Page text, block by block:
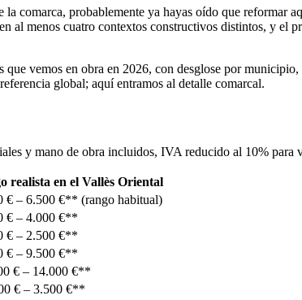
comarca, probablemente ya hayas oído que reformar
al menos cuatro contextos constructivos distintos, y el
que vemos en obra en 2026, con desglose por
global; aquí entramos al detalle comarcal.
y mano de obra incluidos, IVA reducido al 10% para
realista en el Vallès Oriental
€ – 6.500 €** (rango habitual)
€ – 4.000 €**
€ – 2.500 €**
€ – 9.500 €**
€ – 14.000 €**
€ – 3.500 €**